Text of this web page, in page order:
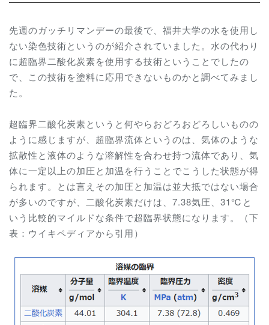
先週のガッチリマンデーの最後で、福井大学の水を使用し
ない染色技術というのが紹介されていました。水の代わり
に超臨界二酸化炭素を使用する技術ということでしたの
で、この技術を塗料に応用できないものかと調べてみまし
た。
超臨界二酸化炭素というと何やらおどろおどろしいものの
ように感じますが、超臨界流体というのは、気体のような
拡散性と液体のような溶解性を合わせ持つ流体であり、気
体に一定以上の加圧と加温を行うことでこうした状態が得
られます。とは言えその加圧と加温は並大抵ではない場合
が多いのですが、二酸化炭素だけは、7.38気圧、31℃と
いう比較的マイルドな条件で超臨界状態になります。（下
表：ウイキペディアから引用）